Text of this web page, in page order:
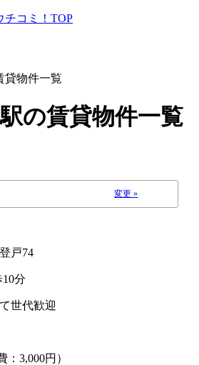
チコミ！TOP
貸物件一覧
の賃貸物件一覧
変更 »
戸74
分
世代歓迎
：3,000円）